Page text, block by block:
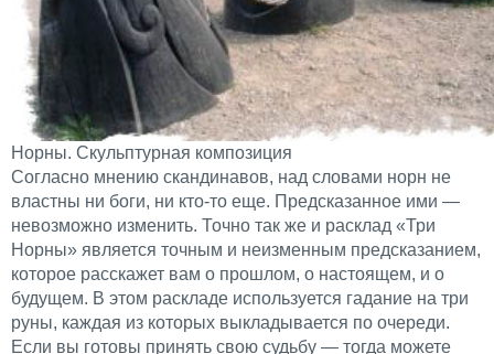
Норны. Скульптурная композиция
Согласно мнению скандинавов, над словами норн не
властны ни боги, ни кто-то еще. Предсказанное ими —
невозможно изменить. Точно так же и расклад «Три
Норны» является точным и неизменным предсказанием,
которое расскажет вам о прошлом, о настоящем, и о
будущем. В этом раскладе используется гадание на три
руны, каждая из которых выкладывается по очереди.
Если вы готовы принять свою судьбу — тогда можете